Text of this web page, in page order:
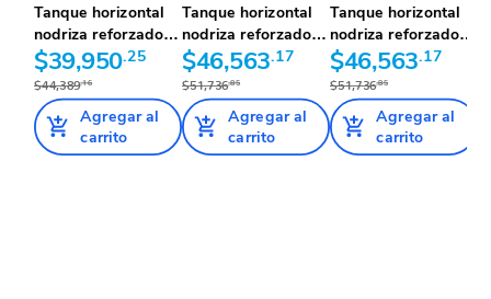
Tanque horizontal
nodriza reforzado al
2...
$39,950.25
$44,389.16
Agregar al
carrito
Tanque horizontal
nodriza reforzado al
4...
$46,563.17
$51,736.85
Agregar al
carrito
Tanque horizontal
nodriza reforzado al
4...
$46,563.17
$51,736.85
Agregar al
carrito